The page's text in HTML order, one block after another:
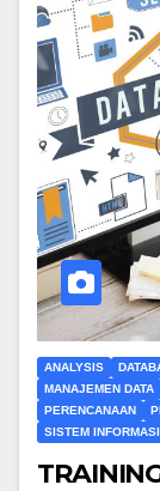
ANALYSIS
MANAJEMEN DATA
PERENCANAAN
SISTEM INFORMASI